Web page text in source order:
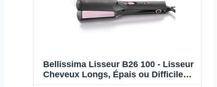
Bellissima Lisseur B26 100 - Lisseur
Cheveux Longs, Épais ou Difficiles à